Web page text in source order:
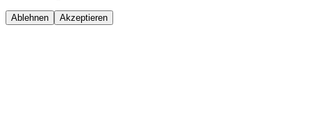
Ablehnen Akzeptieren